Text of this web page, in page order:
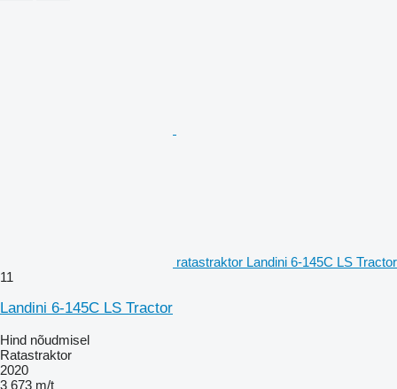
ratastraktor Landini 6-145C LS Tractor
11
Landini 6-145C LS Tractor
Hind nõudmisel
Ratastraktor
2020
3 673 m/t